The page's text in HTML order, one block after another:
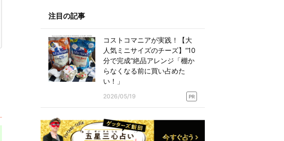
注目の記事
コストコマニアが実践！【大
人気ミニサイズのチーズ】“10
分で完成”絶品アレンジ「棚か
らなくなる前に買い占めた
い！」
2026/05/19 PR